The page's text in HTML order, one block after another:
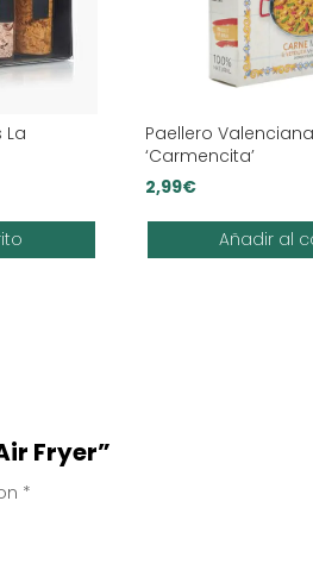
Paellero
‘Carmencita’
2,99€
Añadir al
Fryer”
*